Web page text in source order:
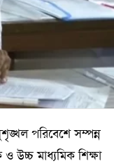
পরিবেশে সম্পন্ন
উচ্চ মাধ্যমিক শিক্ষা